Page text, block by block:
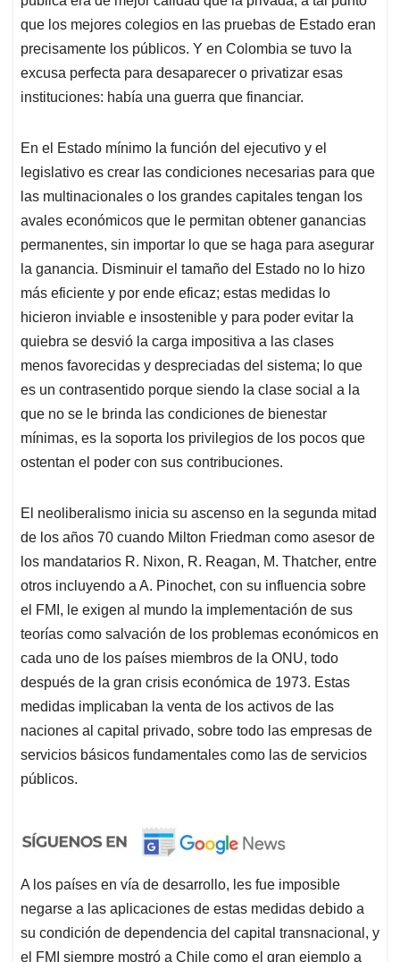
que los mejores colegios en las pruebas de Estado eran
precisamente los públicos. Y en Colombia se tuvo la
excusa perfecta para desaparecer o privatizar esas
instituciones: había una guerra que financiar.
En el Estado mínimo la función del ejecutivo y el
legislativo es crear las condiciones necesarias para que
las multinacionales o los grandes capitales tengan los
avales económicos que le permitan obtener ganancias
permanentes, sin importar lo que se haga para asegurar
la ganancia. Disminuir el tamaño del Estado no lo hizo
más eficiente y por ende eficaz; estas medidas lo
hicieron inviable e insostenible y para poder evitar la
quiebra se desvió la carga impositiva a las clases
menos favorecidas y despreciadas del sistema; lo que
es un contrasentido porque siendo la clase social a la
que no se le brinda las condiciones de bienestar
mínimas, es la soporta los privilegios de los pocos que
ostentan el poder con sus contribuciones.
El neoliberalismo inicia su ascenso en la segunda mitad
de los años 70 cuando Milton Friedman como asesor de
los mandatarios R. Nixon, R. Reagan, M. Thatcher, entre
otros incluyendo a A. Pinochet, con su influencia sobre
el FMI, le exigen al mundo la implementación de sus
teorías como salvación de los problemas económicos en
cada uno de los países miembros de la ONU, todo
después de la gran crisis económica de 1973. Estas
medidas implicaban la venta de los activos de las
naciones al capital privado, sobre todo las empresas de
servicios básicos fundamentales como las de servicios
públicos.
A los países en vía de desarrollo, les fue imposible
negarse a las aplicaciones de estas medidas debido a
su condición de dependencia del capital transnacional, y
el FMI siempre mostró a Chile como el gran ejemplo a